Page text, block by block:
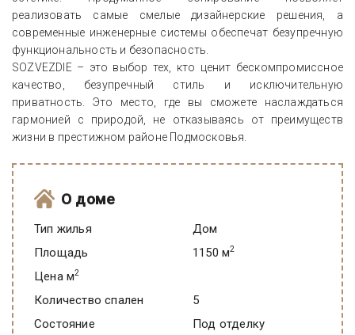
реализовать самые смелые дизайнерские решения, а
современные инженерные системы обеспечат безупречную
функциональность и безопасность.
SOZVEZDIE – это выбор тех, кто ценит бескомпромиссное
качество, безупречный стиль и исключительную
приватность. Это место, где вы сможете наслаждаться
гармонией с природой, не отказываясь от преимуществ
жизни в престижном районе Подмосковья.
О доме
Тип жилья
Дом
Площадь
1150 м2
Цена м2
Количество спален
5
Состояние
под отделку